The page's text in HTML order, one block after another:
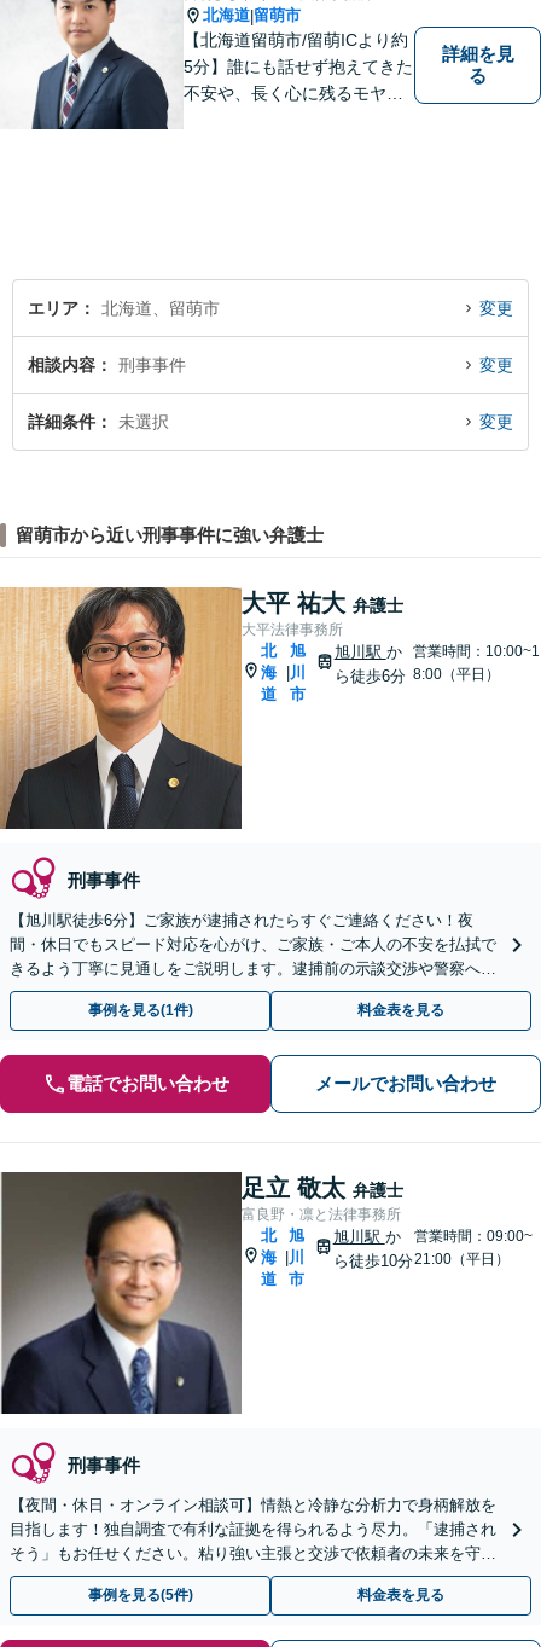
北海道|留萌市
【北海道留萌市/留萌ICより約
5分】誰にも話せず抱えてきた
不安や、長く心に残るモヤモ
詳細を見
る
エリア 北海道、留萌市 変更
相談内容 刑事事件 変更
詳細条件 未選択 変更
留萌市から近い刑事事件に強い弁護士
大平 祐大 弁護士
大平法律事務所
北
海
道
旭
川
市
旭川駅 か
ら徒歩6分
営業時間：10:00~1
8:00（平日）
刑事事件
【旭川駅徒歩6分】ご家族が逮捕されたらすぐご連絡ください！夜
間・休日でもスピード対応を心がけ、ご家族・ご本人の不安を払拭で
きるよう丁寧に見通しをご説明します。逮捕前の示談交渉や警察への
出頭などのご相談もおまかせください。
事例を見る(1件) 料金表を見る
電話でお問い合わせ メールでお問い合わせ
足立 敬太 弁護士
富良野・凛と法律事務所
北
海
道
旭
川
市
旭川駅 か
ら徒歩10分
営業時間：09:00~
21:00（平日）
刑事事件
【夜間・休日・オンライン相談可】情熱と冷静な分析力で身柄解放を
目指します！独自調査で有利な証拠を得られるよう尽力。「逮捕され
そう」もお任せください。粘り強い主張と交渉で依頼者の未来を守り
ます。
事例を見る(5件) 料金表を見る